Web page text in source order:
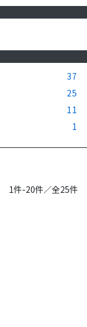
37
25
11
1
1件-20件／全25件